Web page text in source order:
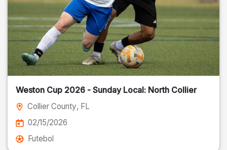
Weston Cup 2026 - Sunday Local: North Collier
Collier County, FL
02/15/2026
Futebol